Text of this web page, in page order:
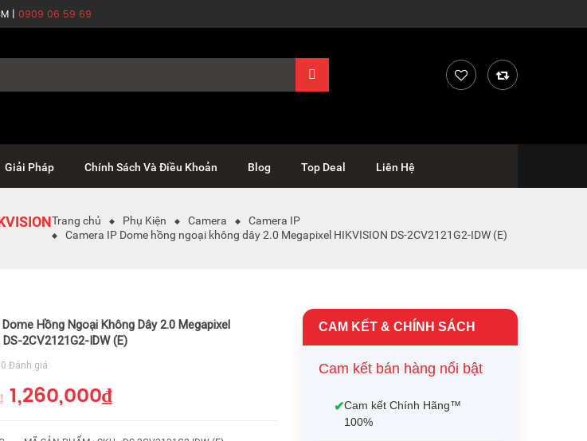
| 0909 06 59 69
Giải Pháp Chính Sách Và Điều Khoản Blog Top Deal Liên Hệ
Trang chủ Phụ Kiện Camera
Camera IP
Camera IP Dome hồng ngoại không dây 2.0 Megapixel HIKVISION DS-2CV2121G2-IDW (E)
Hồng Ngoại Không Dây 2.0 Megapixel
DS-2CV2121G2-IDW (E)
0 Đánh giá
1,260,000₫
CAM KẾT & CHÍNH SÁCH
Cam kết bán hàng nổi bật
Cam kết Chính Hãng™
100%